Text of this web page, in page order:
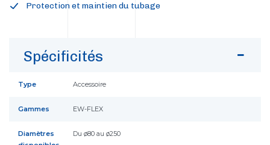
Protection et maintien du tubage
Spécificités
Type Accessoire
Gammes EW-FLEX
Diamètres
Du ø80 au ø250